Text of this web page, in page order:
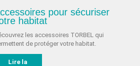
pour sécuriser
habitat
les accessoires TORBEL qui
de protéger votre habitat.
Lire la